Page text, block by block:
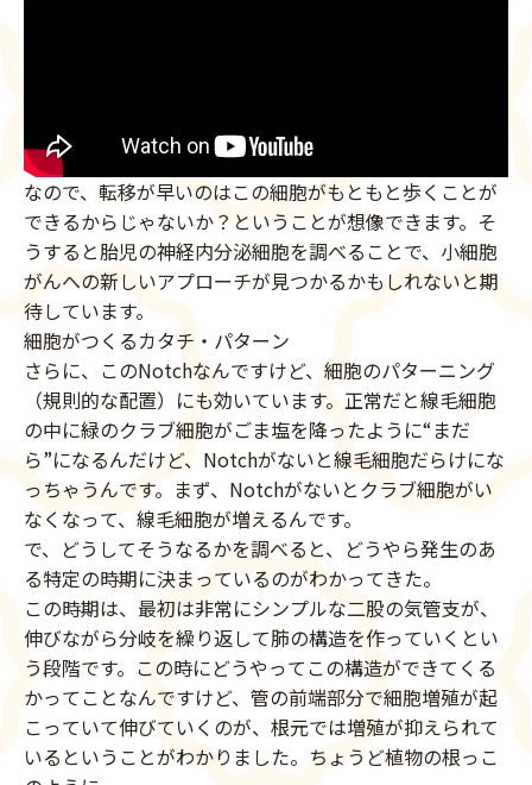
なので、転移が早いのはこの細胞がもともと歩くことが
できるからじゃないか？ということが想像できます。そ
うすると胎児の神経内分泌細胞を調べることで、小細胞
がんへの新しいアプローチが見つかるかもしれないと期
待しています。
細胞がつくるカタチ・パターン
さらに、このNotchなんですけど、細胞のパターニング
（規則的な配置）にも効いています。正常だと線毛細胞
の中に緑のクラブ細胞がごま塩を降ったように“まだ
ら”になるんだけど、Notchがないと線毛細胞だらけにな
っちゃうんです。まず、Notchがないとクラブ細胞がい
なくなって、線毛細胞が増えるんです。
で、どうしてそうなるかを調べると、どうやら発生のあ
る特定の時期に決まっているのがわかってきた。
この時期は、最初は非常にシンプルな二股の気管支が、
伸びながら分岐を繰り返して肺の構造を作っていくとい
う段階です。この時にどうやってこの構造ができてくる
かってことなんですけど、管の前端部分で細胞増殖が起
こっていて伸びていくのが、根元では増殖が抑えられて
いるということがわかりました。ちょうど植物の根っこ